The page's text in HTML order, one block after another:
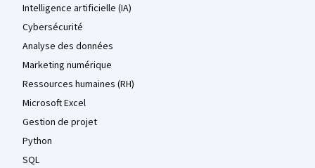
Intelligence artificielle (IA)
Cybersécurité
Analyse des données
Marketing numérique
Ressources humaines (RH)
Microsoft Excel
Gestion de projet
Python
SQL